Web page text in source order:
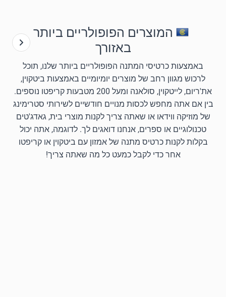
המוצרים הפופולריים ביותר
באזורך
באמצעות כרטיסי המתנה הפופולריים ביותר שלנו, תוכל
לרכוש מגוון רחב של מוצרים יומיומיים באמצעות ביטקוין,
את'ריום, לייטקוין, סולאנה ומעל 200 מטבעות קריפטו נוספים.
בין אם אתה מחפש לכסות מנויים חודשיים לשירותי סטרימינג
של מוזיקה ווידאו או שאתה צריך לקנות מוצרי בית, גאדג'טים
טכנולוגיים או ספרים, אנחנו דואגים לך. לדוגמה, אתה יכול
בקלות לקנות כרטיס מתנה של אמזון עם ביטקוין או קריפטו
אחר כדי לקבל כמעט כל מה שאתה צריך!